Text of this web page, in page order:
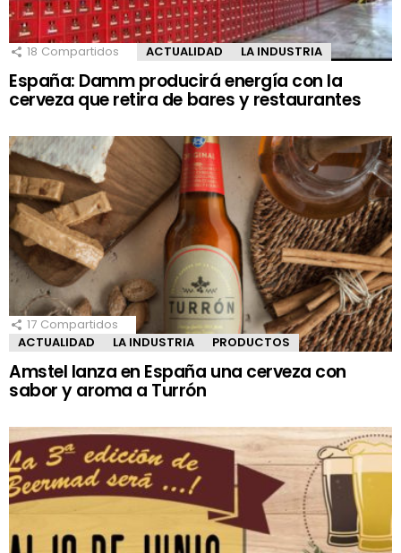
18 Compartidos ACTUALIDAD LA INDUSTRIA
España: Damm producirá energía con la
cerveza que retira de bares y restaurantes
17 Compartidos
ACTUALIDAD
LA INDUSTRIA PRODUCTOS
Amstel lanza en España una cerveza con
sabor y aroma a Turrón